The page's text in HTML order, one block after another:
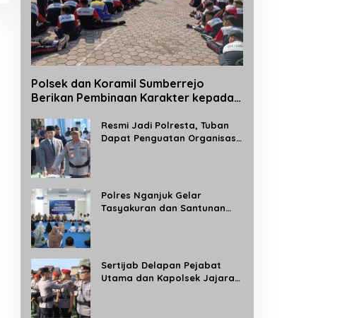
Polsek dan Koramil Sumberrejo
Berikan Pembinaan Karakter kepada
Kegiatan MPLSResmi Jadi Polresta, Tuban
Dapat Penguatan Organisasi
Polres Nganjuk Gelar
Tasyakuran dan Santunan
Sertijab Delapan Pejabat
Utama dan Kapolsek Jajaran,